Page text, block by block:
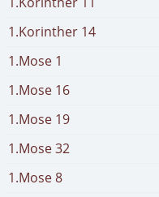
1.Korinther 14
1.Mose 1
1.Mose 16
1.Mose 19
1.Mose 32
1.Mose 8